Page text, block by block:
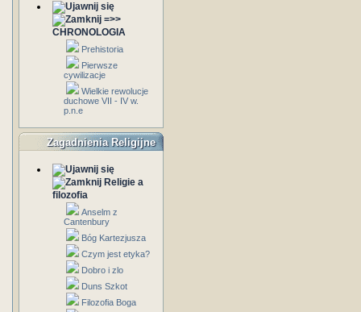
=>>
CHRONOLOGIA
Prehistoria
Pierwsze
cywilizacje
Wielkie rewolucje
duchowe VII - IV w.
p.n.e
Zagadnienia Religijne
Religie a
filozofia
Anselm z
Cantenbury
Bóg Kartezjusza
Czym jest etyka?
Dobro i zlo
Duns Szkot
Filozofia Boga